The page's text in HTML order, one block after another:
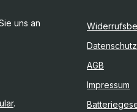
uns an
.
Datenschutz
AGB
Impressum